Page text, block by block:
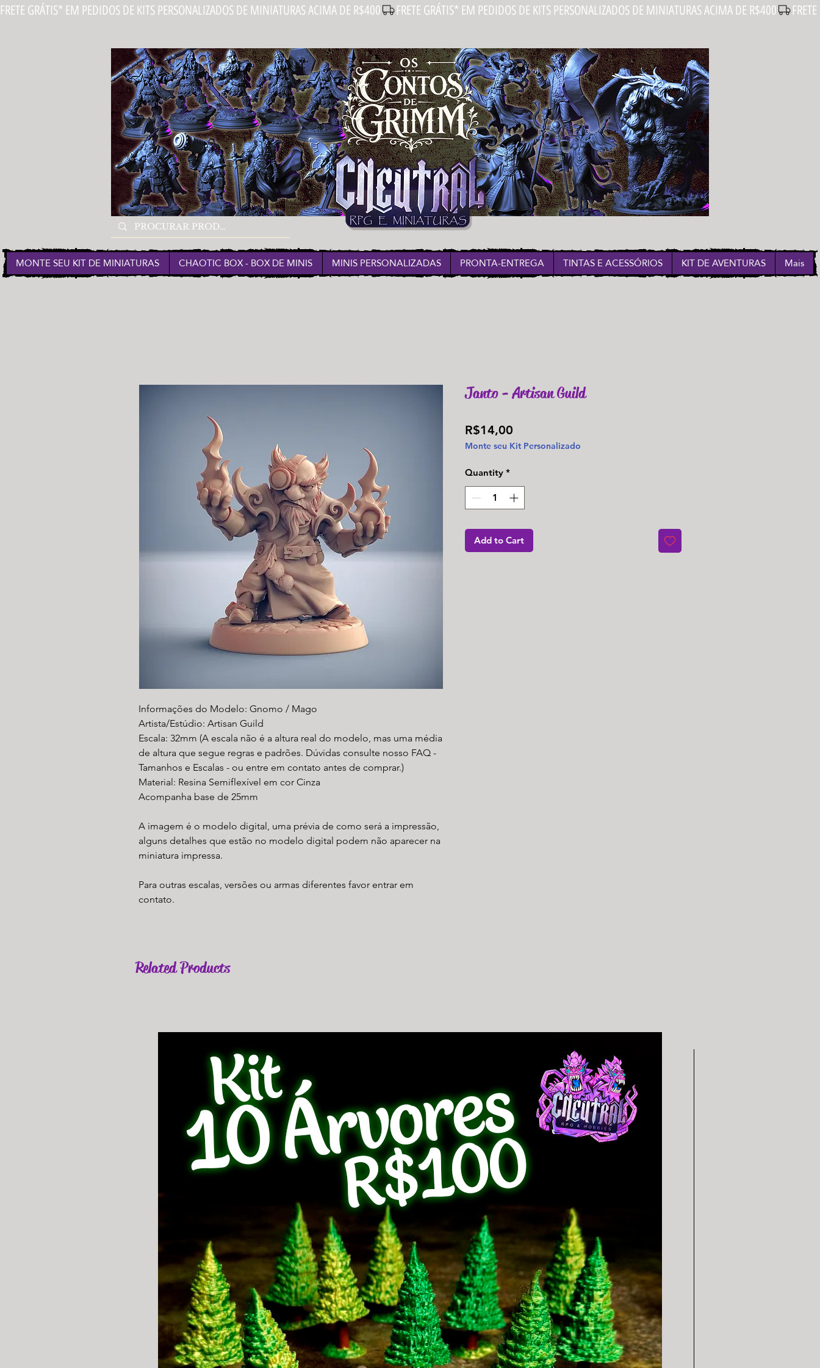
FRETE GRÁTIS* EM PEDIDOS DE KITS PERSONALIZADOS DE MINIATURAS ACIMA DE R$400
MONTE SEU KIT DE MINIATURAS CHAOTIC BOX - BOX DE MINIS MINIS PERSONALIZADAS PRONTA-ENTREGA TINTAS E ACESSÓRIOS KIT DE AVENTURAS Mais
Informações do Modelo: Gnomo / Mago
Artista/Estúdio: Artisan Guild
Escala: 32mm (A escala não é a altura real do modelo, mas uma média
de altura que segue regras e padrões. Dúvidas consulte nosso FAQ -
Tamanhos e Escalas - ou entre em contato antes de comprar.)
Material: Resina Semiflexível em cor Cinza
Acompanha base de 25mm
A imagem é o modelo digital, uma prévia de como será a impressão,
alguns detalhes que estão no modelo digital podem não aparecer na
miniatura impressa.
Para outras escalas, versões ou armas diferentes favor entrar em
contato.
Janto - Artisan Guild
R$14,00
Monte seu Kit Personalizado
Quantity *
Add to Cart
Related Products